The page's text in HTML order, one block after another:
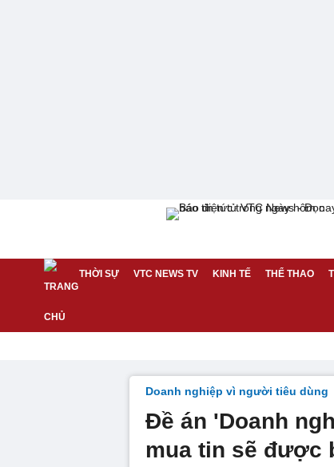
THỜI SỰ VTC NEWS TV KINH TẾ THỂ THAO
Doanh nghiệp vì người tiêu dùng
Đề án 'Doanh
mua tin sẽ được